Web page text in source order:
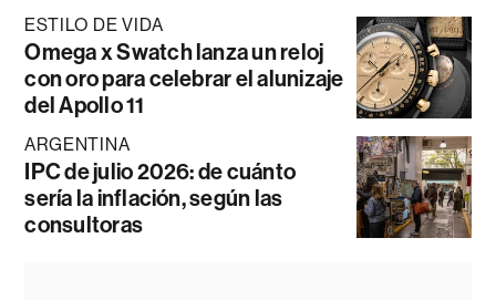
ESTILO DE VIDA
Omega x Swatch lanza un reloj
con oro para celebrar el alunizaje
del Apollo 11
ARGENTINA
IPC de julio 2026: de cuánto
sería la inflación, según las
consultoras